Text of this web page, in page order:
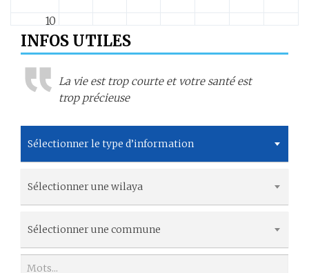
10
11
12
15
17
INFOS UTILES
La vie est trop courte et votre santé est
trop précieuse
Sélectionner le type d’information
Sélectionner une wilaya
Sélectionner une commune